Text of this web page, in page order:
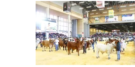
Banano Bocadillo
Banano criollo
Berenjena